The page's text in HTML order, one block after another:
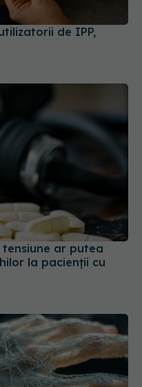
ar putea
la pacienții cu